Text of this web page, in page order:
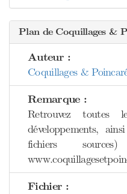
Plan de Coquillages &
Auteur :
Coquillages &
Remarque :
Retrouvez toutes
développements,
fichiers
Fichier :